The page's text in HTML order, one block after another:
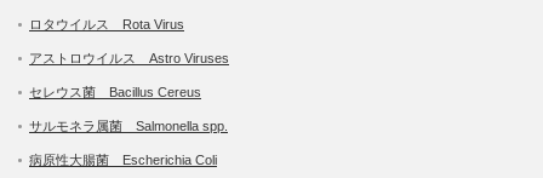
ロタウイルス Rota Virus
アストロウイルス Astro Viruses
セレウス菌 Bacillus Cereus
サルモネラ属菌 Salmonella spp.
病原性大腸菌 Escherichia Coli